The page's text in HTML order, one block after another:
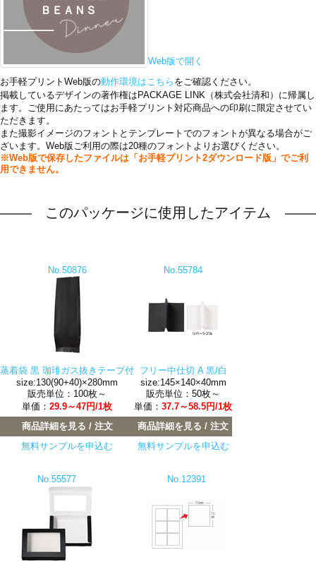
Web版で開く
お手軽プリントWeb版の動作環境はこちら をご確認ください。
掲載しているデザインの著作権はPACKAGE LINK（株式会社清和）に帰属し
ます。ご使用にあたってはお手軽プリント対応商品への印刷に限定させてい
ただきます。
また撮影イメージのフォントとテンプレートでのフォントが異なる場合がご
ざいます。Web版ご利用の際は20種のフォントよりお選びください。
※Web版で保存したファイルは「お手軽プリント2ダウンロード版」でご利
用できません。
このパッケージに使用したアイテム
No.50876
蒸着袋 黒 珈琲ガス抜きテープ付
size:130(90+40)×280mm
販売単位：100枚～
単価： 29.9～47円/1枚
商品詳細を見る / 注文
無料サンプルを申込む
No.55784
フリー中仕切 A 黒/白
size:145×140×40mm
販売単位：50枚～
単価： 37.7～58.5円/1枚
商品詳細を見る / 注文
無料サンプルを申込む
No.55577 No.12391